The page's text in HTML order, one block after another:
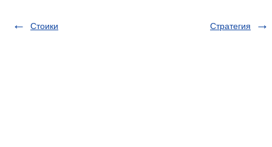
Стоики Стратегия